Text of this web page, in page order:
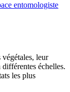
entomologiste
leur
échelles.
les plus